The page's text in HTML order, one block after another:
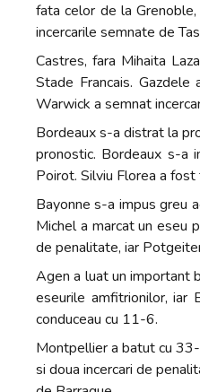
fata celor de la
incercarile semnate de
Castres, fara Mihaita
Stade Francais. Gazdele
Warwick a semnat
Bordeaux s-a distrat la
pronostic. Bordeaux s-a
Poirot. Silviu Florea a
Bayonne s-a impus greu
Michel a marcat un eseu
de penalitate, iar
Agen a luat un important
eseurile amfitrionilor, iar
conduceau cu 11-6.
Montpellier a batut cu
si doua incercari de